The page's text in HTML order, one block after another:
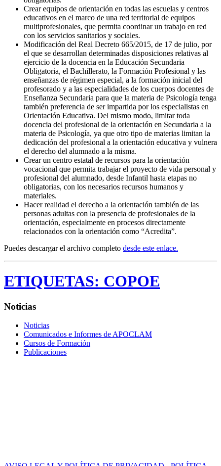
Crear equipos de orientación en todas las escuelas y centros
educativos en el marco de una red territorial de equipos
multiprofesionales, que permita coordinar un trabajo en red
con los servicios sanitarios y sociales.
Modificación del Real Decreto 665/2015, de 17 de julio, por
el que se desarrollan determinadas disposiciones relativas al
ejercicio de la docencia en la Educación Secundaria
Obligatoria, el Bachillerato, la Formación Profesional y las
enseñanzas de régimen especial, a la formación inicial del
profesorado y a las especialidades de los cuerpos docentes de
Enseñanza Secundaria para que la materia de Psicología tenga
también preferencia de ser impartida por los especialistas en
Orientación Educativa. Del mismo modo, limitar toda
docencia del profesional de la orientación en Secundaria a la
materia de Psicología, ya que otro tipo de materias limitan la
dedicación del profesional a la orientación educativa y vulnera
el derecho del alumnado a la misma.
Crear un centro estatal de recursos para la orientación
vocacional que permita trabajar el proyecto de vida personal y
profesional del alumnado, desde Infantil hasta etapas no
obligatorias, con los necesarios recursos humanos y
materiales.
Hacer realidad el derecho a la orientación también de las
personas adultas con la presencia de profesionales de la
orientación, especialmente en procesos directamente
relacionados con la orientación como “Acredita”.
Puedes descargar el archivo completo desde este enlace.
ETIQUETAS: COPOE
Noticias
Noticias
Comunicados e Informes de APOCLAM
Cursos de Formación
Publicaciones